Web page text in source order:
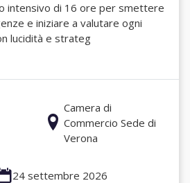
intensivo di 16 ore per smettere
e iniziare a valutare ogni
lucidità e strateg
Camera di
Commercio Sede di
Verona
24 settembre 2026